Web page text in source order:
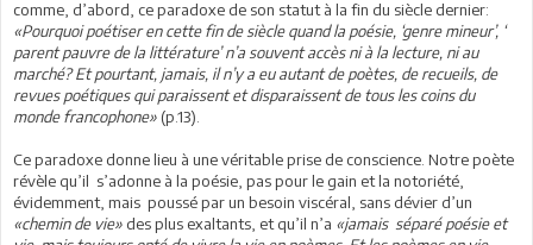
comme, d’abord, ce paradoxe de son statut à la fin du siècle dernier:
«Pourquoi poétiser en cette fin de siècle quand la poésie, ‘genre mineur’, ‘
parent pauvre de la littérature’ n’a souvent accès ni à la lecture, ni au
marché? Et pourtant, jamais, il n’y a eu autant de poètes, de recueils, de
revues poétiques qui paraissent et disparaissent de tous les coins du
monde francophone» (p.13).
Ce paradoxe donne lieu à une véritable prise de conscience. Notre poète
révèle qu’il s’adonne à la poésie, pas pour le gain et la notoriété,
évidemment, mais poussé par un besoin viscéral, sans dévier d’un
«chemin de vie» des plus exaltants, et qu’il n’a «jamais séparé poésie et